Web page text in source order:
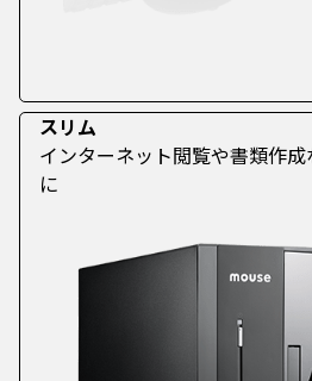
スリム
インターネット閲覧や書類作
に